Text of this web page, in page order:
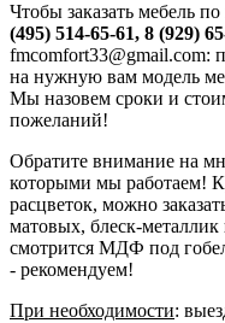
Чтобы заказать мебель
(495) 514-65-61, 8 (929)
fmcomfort33@gmail.com:
на нужную вам модель
Мы назовем сроки и
пожеланий!
Обратите внимание на
которыми мы работаем!
расцветок, можно
матовых, блеск-
смотрится МДФ под
- рекомендуем!
При необходимости: